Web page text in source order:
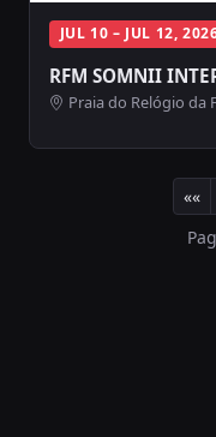
JUL 10 – JUL 12,
RFM SOMNII
Praia do Relógio da
««